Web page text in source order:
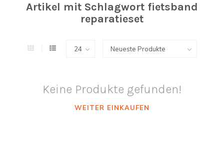
Artikel mit Schlagwort fietsband
reparatieset
Keine Produkte gefunden!
WEITER EINKAUFEN